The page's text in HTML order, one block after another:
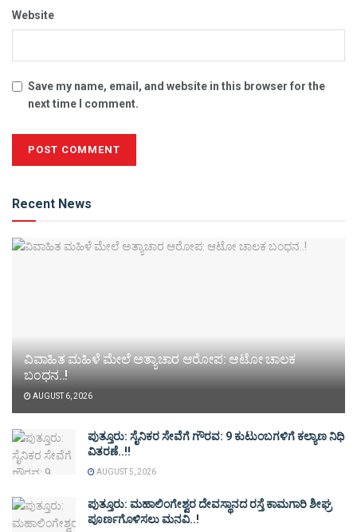
Website
Save my name, email, and website in this browser for the
next time I comment.
Recent News
ವಿವಾಹಿತ ಮಹಿಳೆ ಮೇಲೆ ಅತ್ಯಾಚಾರ ಆರೋಪ: ಆಟೋ ಚಾಲಕ
ಬಂಧನ..!
AUGUST 6, 2026
ಪುತ್ತೂರು: ಸೈನಿಕರ ಸೇವೆಗೆ ಗೌರವ: 9 ಕುಟುಂಬಗಳಿಗೆ ಕಲ್ಯಾಣ ನಿಧಿ
ವಿತರಣೆ..!!
AUGUST 5, 2026
ಪುತ್ತೂರು: ಮಹಾಲಿಂಗೇಶ್ವರ ದೇವಸ್ಥಾನದ ರಸ್ತೆ ಕಾಮಗಾರಿ ಶೀಘ್ರ
ಪೂರ್ಣಗೊಳಿಸಲು ಮನವಿ..!